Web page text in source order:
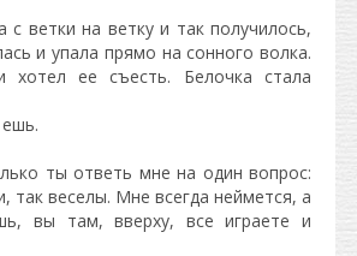
с ветки на ветку и так получилось,
и упала прямо на сонного волка.
хотел ее съесть. Белочка стала
ты ответь мне на один вопрос:
так веселы. Мне всегда неймется, а
вы там, вверху, все играете и